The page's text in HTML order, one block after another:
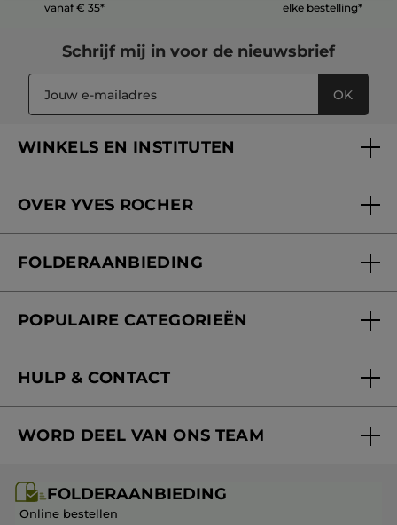
vanaf € 35*
elke bestelling*
Schrijf mij in voor de nieuwsbrief
OK
WINKELS EN INSTITUTEN
Verzorging in onze Schoonheidsinstituten
OVER YVES ROCHER
Onze beloften
Blog Act Beautiful
FOLDERAANBIEDING
POPULAIRE CATEGORIEËN
Aanbiedingen
Cadeau-ideeën
Kerstcollectie
HULP & CONTACT
Mijn geschenken
Veelgestelde vragen
WORD DEEL VAN ONS TEAM
Franchisenemer of bedrijfsleider worden
FOLDERAANBIEDING
Online bestellen